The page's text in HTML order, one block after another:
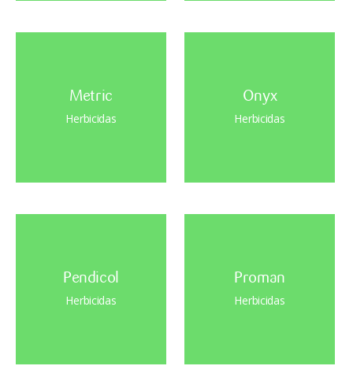
Metric
Herbicidas
Onyx
Herbicidas
Pendicol
Herbicidas
Proman
Herbicidas